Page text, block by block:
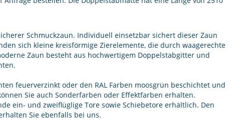
Schmuckzaun. Individuell einsetzbar sichert dieser Zaun
sich kleine kreisförmige Zierelemente, die durch waagerechte
Zaun besteht aus hochwertigem Doppelstabgitter und
feuerverzinkt oder den RAL Farben moosgrün beschichtet und
Sie auch Sonderfarben oder Effektfarben erhalten.
ein- und zweiflüglige Tore sowie Schiebetore erhältlich. Den
Sie ebenfalls bei uns.